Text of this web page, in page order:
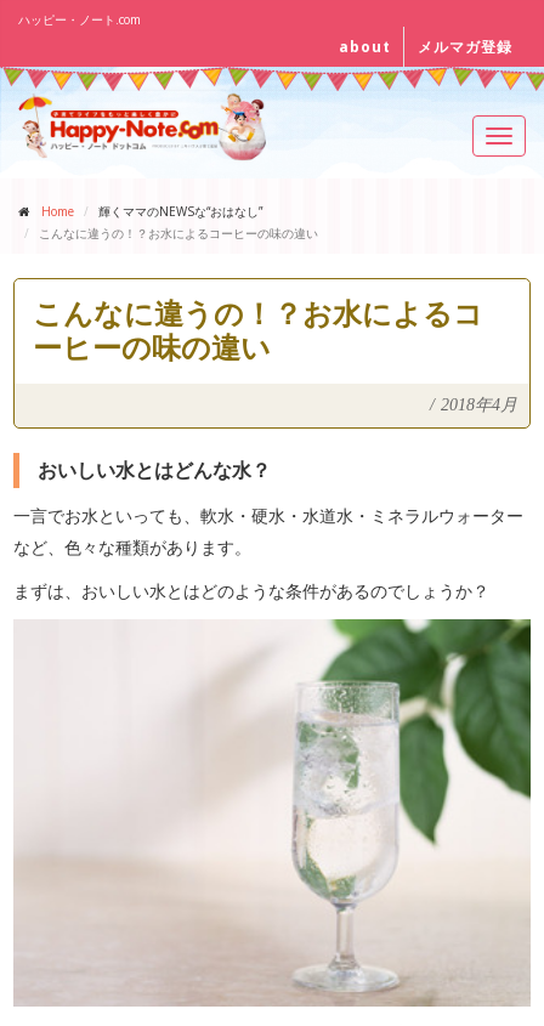
ハッピー・ノート.com
about メルマガ登録
Home
輝くママのNEWSな“おはなし”
こんなに違うの！？お水によるコーヒーの味の違い
こんなに違うの！？お水によるコ
ーヒーの味の違い
/ 2018年4月
おいしい水とはどんな水？
一言でお水といっても、軟水・硬水・水道水・ミネラルウォーター
など、色々な種類があります。
まずは、おいしい水とはどのような条件があるのでしょうか？